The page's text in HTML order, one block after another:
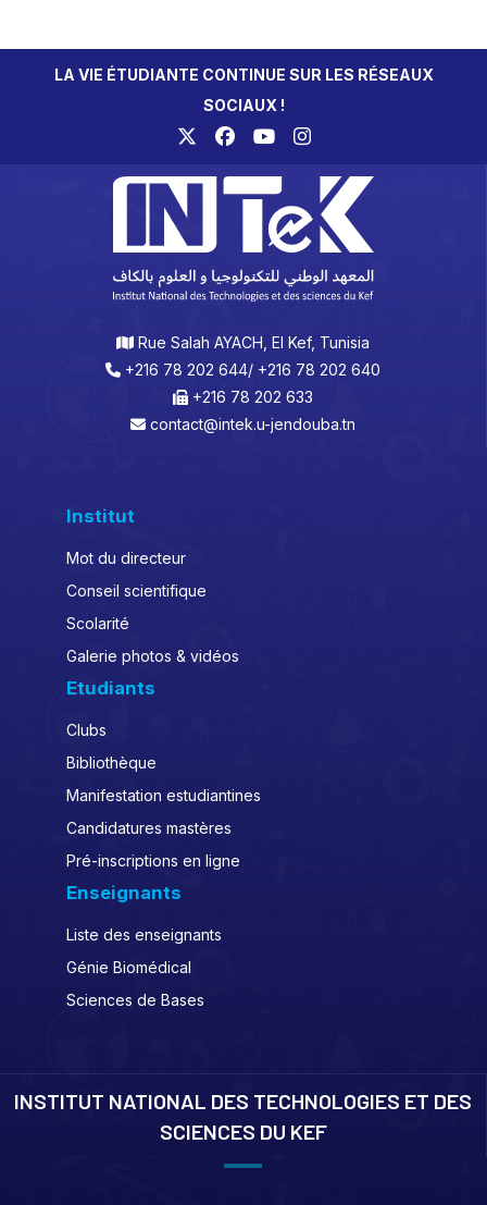
LA VIE ÉTUDIANTE CONTINUE SUR LES RÉSEAUX
SOCIAUX !
Rue Salah AYACH, El Kef, Tunisia
+216 78 202 644/ +216 78 202 640
+216 78 202 633
contact@intek.u-jendouba.tn
Institut
Mot du directeur
Conseil scientifique
Scolarité
Galerie photos & vidéos
Etudiants
Clubs
Bibliothèque
Manifestation estudiantines
Candidatures mastères
Pré-inscriptions en ligne
Enseignants
Liste des enseignants
Génie Biomédical
Sciences de Bases
INSTITUT NATIONAL DES TECHNOLOGIES ET DES
SCIENCES DU KEF